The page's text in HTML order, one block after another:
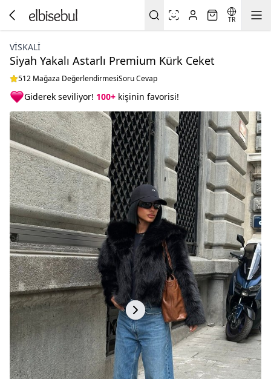
TR
VİSKALİ
Siyah Yakalı Astarlı Premium Kürk Ceket
512 Mağaza DeğerlendirmesiSoru Cevap
Giderek seviliyor! 100+ kişinin favorisi!